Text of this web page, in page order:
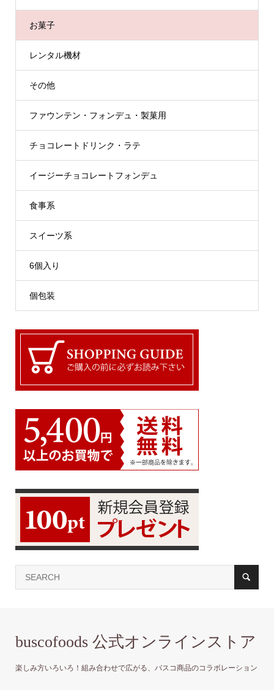
お菓子
レンタル機材
その他
ファウンテン・フォンデュ・製菓用
チョコレートドリンク・ラテ
イージーチョコレートフォンデュ
食事系
スイーツ系
6個入り
個包装
buscofoods 公式オンラインストア
楽しみ方いろいろ！組み合わせで広がる、バスコ商品のコラボレーション